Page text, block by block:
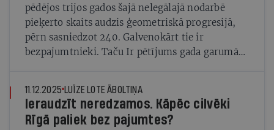
pēdējos trijos gados šajā nelegālajā nodarbē
pieķerto skaits audzis ģeometriskā progresijā,
pērn sasniedzot 240. Galvenokārt tie ir
bezpajumtnieki. Taču Ir pētījums gada garumā
aplinkiem sauc par «mafiju»
11.12.2025 LUĪZE LOTE ĀBOLTIŅA
Ieraudzīt neredzamos. Kāpēc cilvēki
Rīgā paliek bez pajumtes?